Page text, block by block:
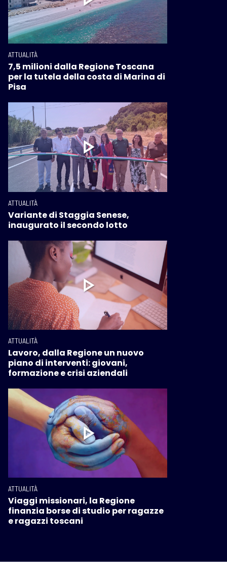
ATTUALITÀ
7,5 milioni dalla Regione Toscana
per la tutela della costa di Marina di
Pisa
ATTUALITÀ
Variante di Staggia Senese,
inaugurato il secondo lotto
ATTUALITÀ
Lavoro, dalla Regione un nuovo
piano di interventi: giovani,
formazione e crisi aziendali
ATTUALITÀ
Viaggi missionari, la Regione
finanzia borse di studio per ragazze
e ragazzi toscani